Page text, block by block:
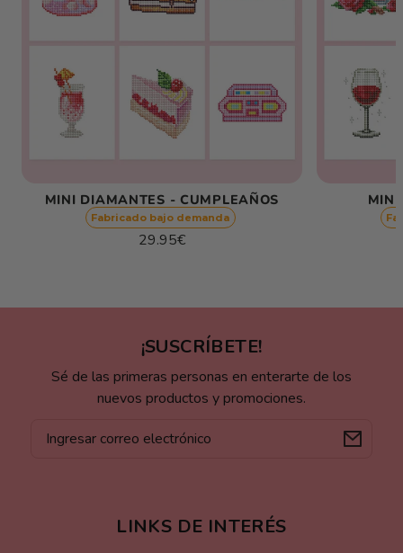
MINI DIAMANTES - CUMPLEAÑOS
Fabricado bajo demanda
Precio
29.95€
¡SUSCRÍBETE!
Sé de las primeras personas en enterarte de los
nuevos productos y promociones.
electrónico
LINKS DE INTERÉS